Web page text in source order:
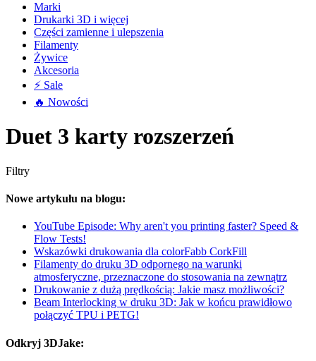
Marki
Drukarki 3D i więcej
Części zamienne i ulepszenia
Filamenty
Żywice
Akcesoria
⚡ Sale
🔥 Nowości
Duet 3 karty rozszerzeń
Filtry
Nowe artykułu na blogu:
YouTube Episode: Why aren't you printing faster? Speed &
Flow Tests!
Wskazówki drukowania dla colorFabb CorkFill
Filamenty do druku 3D odpornego na warunki
atmosferyczne, przeznaczone do stosowania na zewnątrz
Drukowanie z dużą prędkością: Jakie masz możliwości?
Beam Interlocking w druku 3D: Jak w końcu prawidłowo
połączyć TPU i PETG!
Odkryj 3DJake: